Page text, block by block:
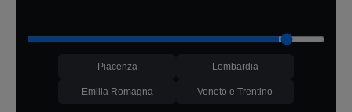
Piacenza Lombardia
Emilia Romagna Veneto e Trentino